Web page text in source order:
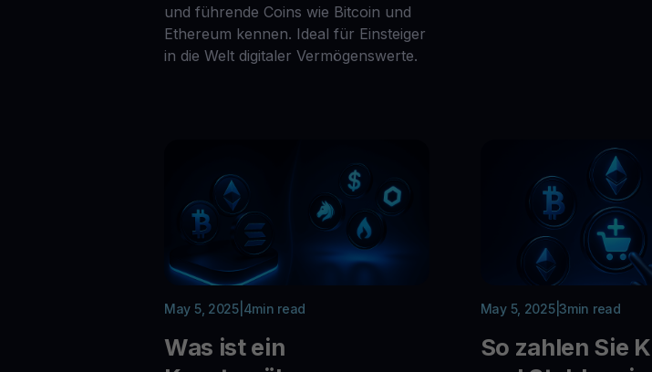
und führende Coins wie Bitcoin und
Ethereum kennen. Ideal für Einsteiger
in die Welt digitaler Vermögenswerte.
May 5, 2025| 4min read
Was ist ein
May 5, 2025|3min read
So zahlen Sie